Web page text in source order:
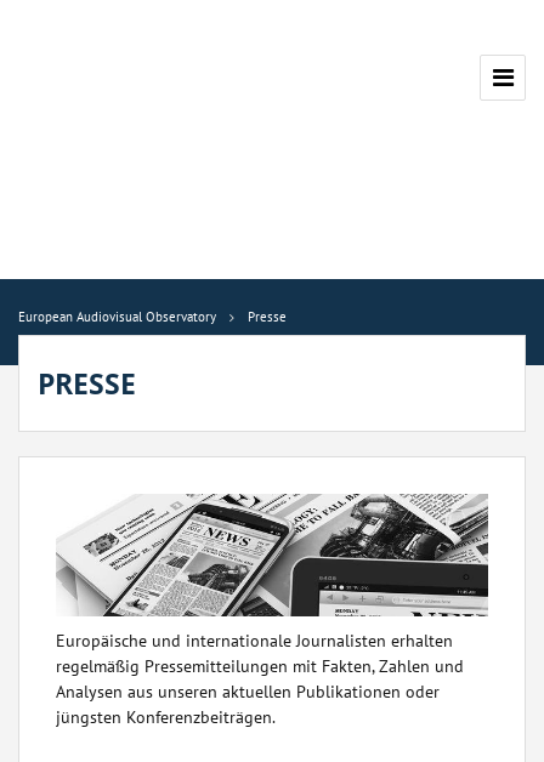
European Audiovisual Observatory Presse
PRESSE
Europäische und internationale Journalisten erhalten
regelmäßig Pressemitteilungen mit Fakten, Zahlen und
Analysen aus unseren aktuellen Publikationen oder
jüngsten Konferenzbeiträgen.